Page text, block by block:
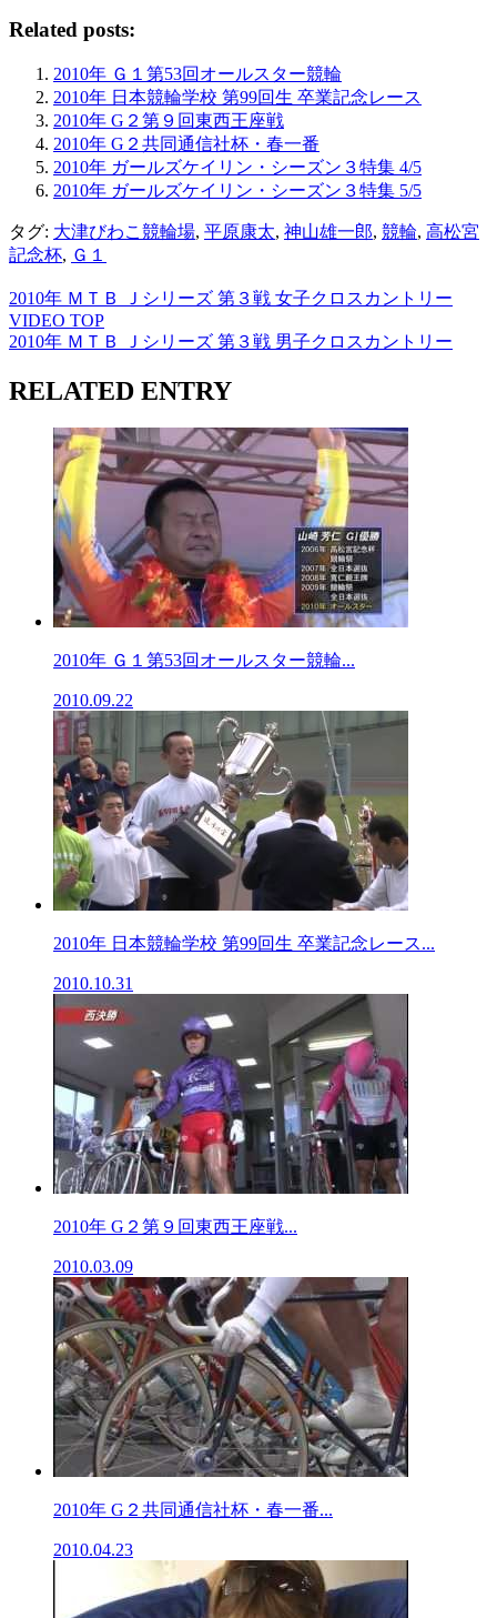
Related posts:
2010年 Ｇ１第53回オールスター競輪
2010年 日本競輪学校 第99回生 卒業記念レース
2010年 G２第９回東西王座戦
2010年 G２共同通信社杯・春一番
2010年 ガールズケイリン・シーズン３特集 4/5
2010年 ガールズケイリン・シーズン３特集 5/5
タグ: 大津びわこ競輪場, 平原康太, 神山雄一郎, 競輪, 高松宮
記念杯, Ｇ１
2010年 ＭＴＢ Ｊシリーズ 第３戦 女子クロスカントリー
VIDEO TOP
2010年 ＭＴＢ Ｊシリーズ 第３戦 男子クロスカントリー
RELATED ENTRY
2010年 Ｇ１第53回オールスター競輪...
2010.09.22
2010年 日本競輪学校 第99回生 卒業記念レース...
2010.10.31
2010年 G２第９回東西王座戦...
2010.03.09
2010年 G２共同通信社杯・春一番...
2010.04.23